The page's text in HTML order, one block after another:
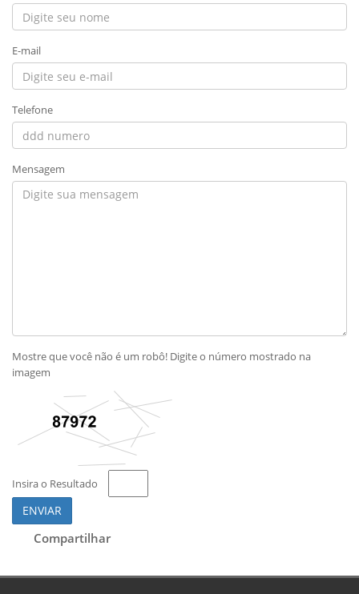
E-mail
Telefone
Mensagem
Mostre que você não é um robô! Digite o número mostrado na
imagem
Insira o Resultado
ENVIAR
Compartilhar